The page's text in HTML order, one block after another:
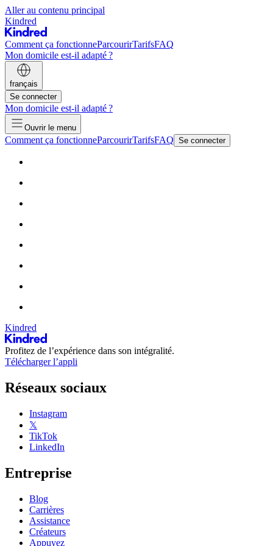
Aller au contenu principal
Kindred
Comment ça fonctionneParcourirTarifsFAQ
Mon domicile est-il adapté ?
français
Se connecter
Mon domicile est-il adapté ?
Ouvrir le menu
Comment ça fonctionneParcourirTarifsFAQ Se connecter
Kindred
Profitez de l’expérience dans son intégralité.
Télécharger l’appli
Réseaux sociaux
Instagram
𝕏
TikTok
LinkedIn
Entreprise
Blog
Carrières
Assistance
Créateurs
Appuyez